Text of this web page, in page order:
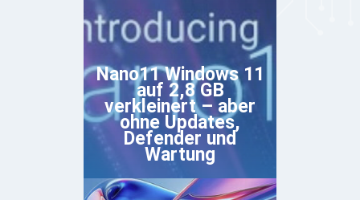
Nano11 Windows 11
auf 2,8 GB
verkleinert – aber
ohne Updates,
Defender und
Wartung